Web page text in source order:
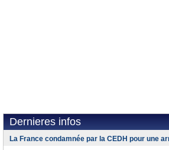
Dernieres infos
La France condamnée par la CEDH pour une